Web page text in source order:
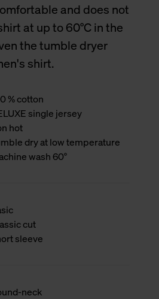
and does not
at up to 60°C in the
the tumble dryer
shirt.
% cotton
single jersey
hot
dry at low temperature
wash 60°
cut
sleeve
neck